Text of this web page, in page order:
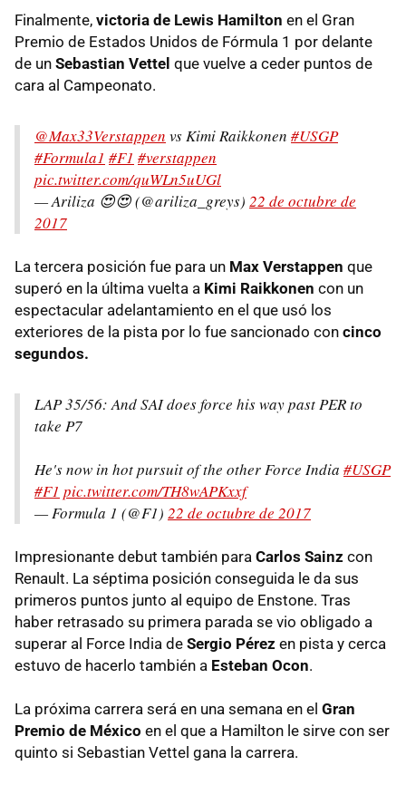
Finalmente, victoria de Lewis Hamilton en el Gran
Premio de Estados Unidos de Fórmula 1 por delante
de un Sebastian Vettel que vuelve a ceder puntos de
cara al Campeonato.
@Max33Verstappen vs Kimi Raikkonen #USGP
#Formula1 #F1 #verstappen
pic.twitter.com/quWLn5uUGl
— Ariliza 😍😍 (@ariliza_greys) 22 de octubre de
2017
La tercera posición fue para un Max Verstappen que
superó en la última vuelta a Kimi Raikkonen con un
espectacular adelantamiento en el que usó los
exteriores de la pista por lo fue sancionado con cinco
segundos.
LAP 35/56: And SAI does force his way past PER to
take P7
He's now in hot pursuit of the other Force India #USGP
#F1 pic.twitter.com/TH8wAPKxxf
— Formula 1 (@F1) 22 de octubre de 2017
Impresionante debut también para Carlos Sainz con
Renault. La séptima posición conseguida le da sus
primeros puntos junto al equipo de Enstone. Tras
haber retrasado su primera parada se vio obligado a
superar al Force India de Sergio Pérez en pista y cerca
estuvo de hacerlo también a Esteban Ocon.
La próxima carrera será en una semana en el Gran
Premio de México en el que a Hamilton le sirve con ser
quinto si Sebastian Vettel gana la carrera.